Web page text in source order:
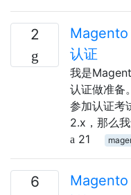
2
Magento
认证
我是
认证做准备
参加认证考
2.x，那么
21
6
Magento